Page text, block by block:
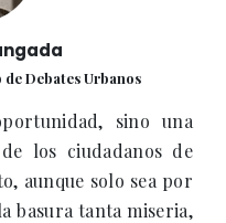
Debates Urbanos
sino una
los ciudadanos de
aunque solo sea por
basura tanta miseria,